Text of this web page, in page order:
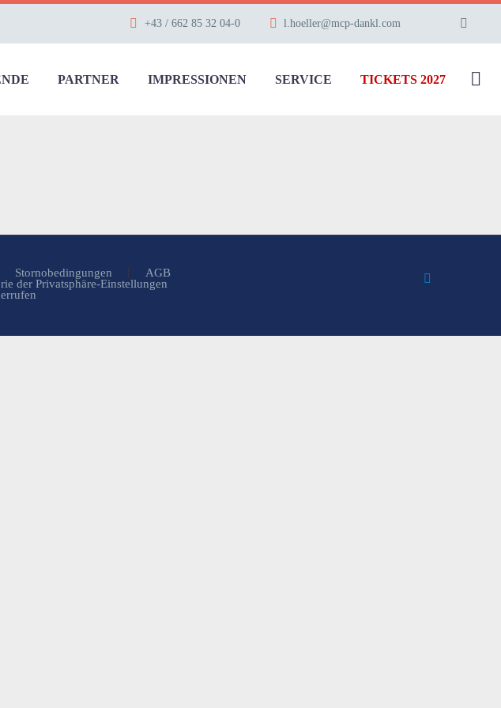
+43 / 662 85 32 04-0 l.hoeller@mcp-dankl.com
PARTNER IMPRESSIONEN SERVICE TICKETS 2027
Stornobedingungen
AGB
der Privatsphäre-Einstellungen